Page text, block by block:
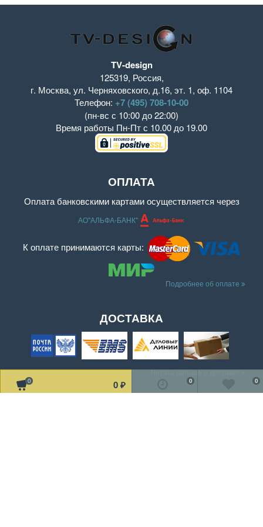
0 0 ₽
0
0
TV-design
125319, Россия,
г. Москва, ул. Черняховского, д.16, эт. 1, оф. 1104
Телефон: +7 (495) 708-10-00
(пн-вс с 10:00 до 22:00)
Время работы Пн-Пт с 10.00 до 19.00
ОПЛАТА
Оплата банковскими картами осуществляется через
АО"АЛЬФА-БАНК"
К оплате принимаются карты:
Подробнее об оплате
ДОСТАВКА
Читать дальше о доставке